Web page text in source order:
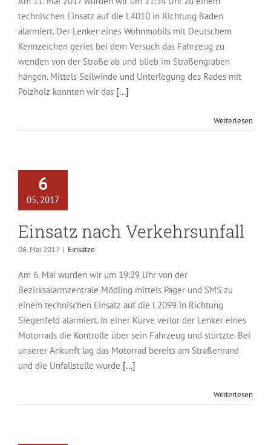
technischen Einsatz auf die L4010 in Richtung Baden
alarmiert. Der Lenker eines Wohnmobils mit Deutschem
Kennzeichen geriet bei dem Versuch das Fahrzeug zu
wenden von der Straße ab und blieb im Straßengraben
hängen. Mittels Seilwinde und Unterlegung des Rades mit
Pölzholz konnten wir das [...]
Weiterlesen
6
05, 2017
Einsatz nach Verkehrsunfall
06. Mai 2017 | Einsätze
Am 6. Mai wurden wir um 19:29 Uhr von der
Bezirksalarmzentrale Mödling mittels Pager und SMS zu
einem technischen Einsatz auf die L2099 in Richtung
Siegenfeld alarmiert. In einer Kurve verlor der Lenker eines
Motorrads die Kontrolle über sein Fahrzeug und stürtzte. Bei
unserer Ankunft lag das Motorrad bereits am Straßenrand
und die Unfallstelle wurde [...]
Weiterlesen